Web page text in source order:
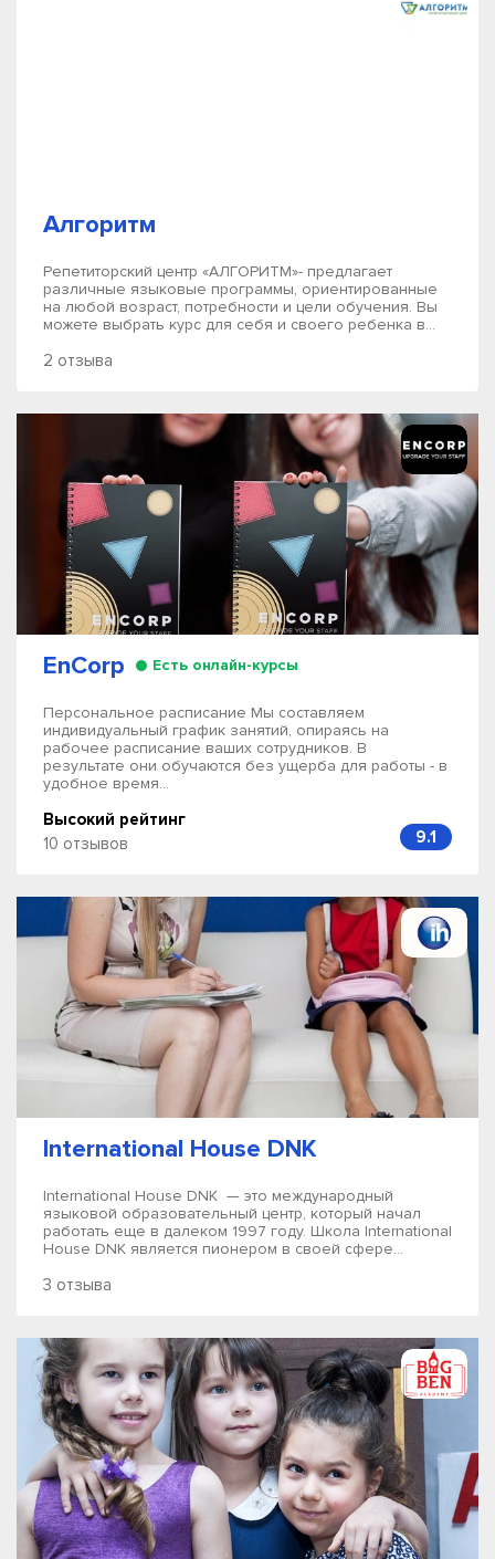
Алгоритм
Репетиторский центр «АЛГОРИТМ»- предлагает
различные языковые программы, ориентированные
на любой возраст, потребности и цели обучения. Вы
можете выбрать курс для себя и своего ребенка в...
2 отзыва
EnCorp Есть онлайн-курсы
Персональное расписание Мы составляем
индивидуальный график занятий, опираясь на
рабочее расписание ваших сотрудников. В
результате они обучаются без ущерба для работы - в
удобное время...
Высокий рейтинг
10 отзывов
9.1
International House DNK
International House DNK — это международный
языковой образовательный центр, который начал
работать еще в далеком 1997 году. Школа International
House DNK является пионером в своей сфере...
3 отзыва